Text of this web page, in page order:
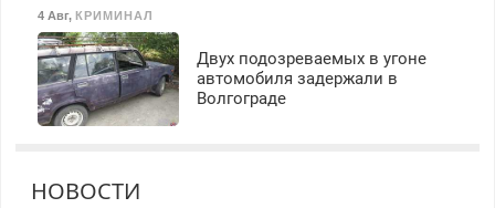
4 Авг, КРИМИНАЛ
Двух подозреваемых в угоне
автомобиля задержали в
Волгограде
НОВОСТИ